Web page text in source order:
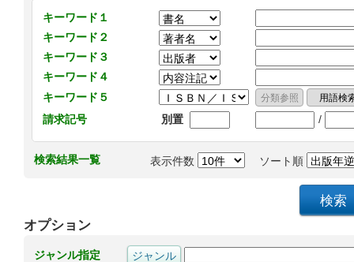
キーワード１
キーワード２
キーワード３
キーワード４
キーワード５
請求記号
別置 /
検索結果一覧 表示件数 ソート順
オプション
ジャンル指定